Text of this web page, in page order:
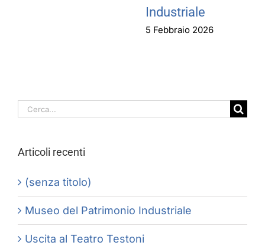
Industriale
5 Febbraio 2026
Cerca
Articoli recenti
(senza titolo)
Museo del Patrimonio Industriale
Uscita al Teatro Testoni